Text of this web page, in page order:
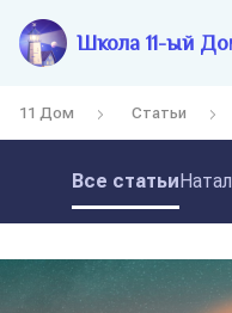
Школа 11-ый
11 Дом Статьи
Все статьи